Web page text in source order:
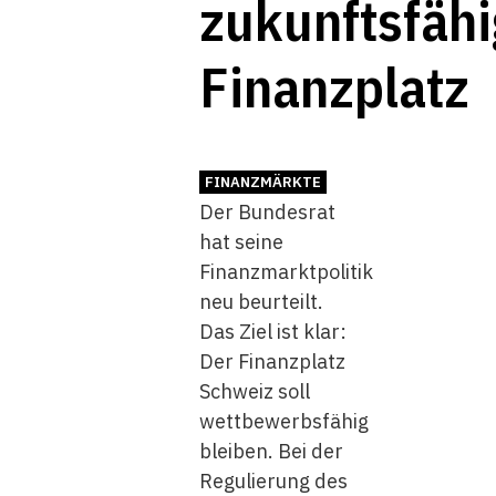
Finanzplatz
FINANZMÄRKTE
Der Bundesrat
hat seine
Finanzmarktpolitik
neu beurteilt.
Das Ziel ist klar:
Der Finanzplatz
Schweiz soll
wettbewerbsfähig
bleiben. Bei der
Regulierung des